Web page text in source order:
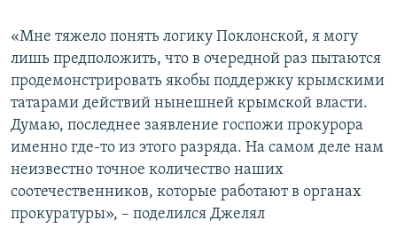
«Мне тяжело понять логику Поклонской, я могу
лишь предположить, что в очередной раз пытаются
продемонстрировать якобы поддержку крымскими
татарами действий нынешней крымской власти.
Думаю, последнее заявление госпожи прокурора
именно где-то из этого разряда. На самом деле нам
неизвестно точное количество наших
соотечественников, которые работают в органах
прокуратуры», – поделился Джелял